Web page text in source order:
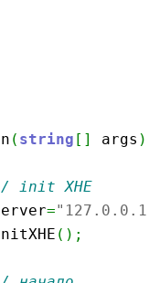
( string [ ] args )
init XHE
server
=
InitXHE
( ) ;